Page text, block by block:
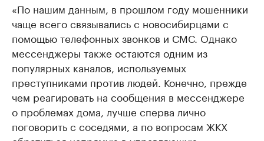
«По нашим данным, в прошлом году мошенники
чаще всего связывались с новосибирцами с
помощью телефонных звонков и СМС. Однако
мессенджеры также остаются одним из
популярных каналов, используемых
преступниками против людей. Конечно, прежде
чем реагировать на сообщения в мессенджере
о проблемах дома, лучше сперва лично
поговорить с соседями, а по вопросам ЖКХ